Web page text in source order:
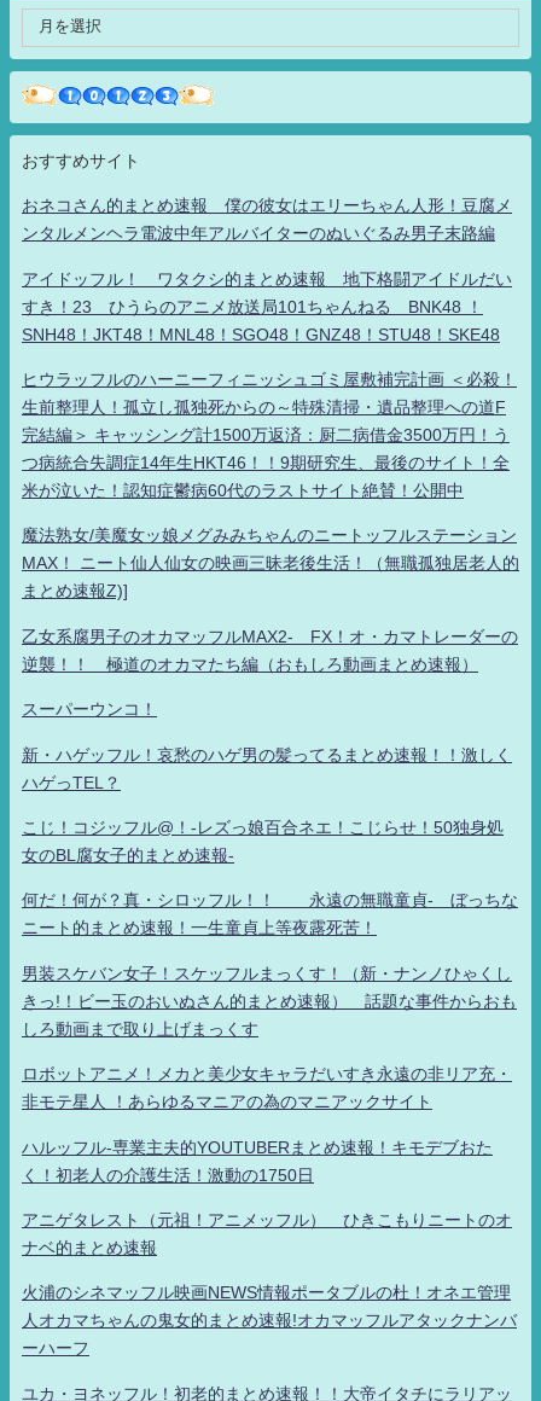
おすすめサイト
おネコさん的まとめ速報 僕の彼女はエリーちゃん人形！豆腐メ
ンタルメンヘラ電波中年アルバイターのぬいぐるみ男子末路編
アイドッフル！ ワタクシ的まとめ速報 地下格闘アイドルだい
すき！23 ひうらのアニメ放送局101ちゃんねる BNK48 ！
SNH48！JKT48！MNL48！SGO48！GNZ48！STU48！SKE48
ヒウラッフルのハーニーフィニッシュゴミ屋敷補完計画 ＜必殺！
生前整理人！孤立し孤独死からの～特殊清掃・遺品整理への道F
完結編＞ キャッシング計1500万返済：厨二病借金3500万円！う
つ病統合失調症14年生HKT46！！9期研究生、最後のサイト！全
米が泣いた！認知症鬱病60代のラストサイト絶賛！公開中
魔法熟女/美魔女ッ娘メグみみちゃんのニートッフルステーション
MAX！ ニート仙人仙女の映画三昧老後生活！（無職孤独居老人的
まとめ速報Z)]
乙女系腐男子のオカマッフルMAX2- FX！オ・カマトレーダーの
逆襲！！ 極道のオカマたち編（おもしろ動画まとめ速報）
スーパーウンコ！
新・ハゲッフル！哀愁のハゲ男の髪ってるまとめ速報！！激しく
ハゲっTEL？
こじ！コジッフル@！-レズっ娘百合ネエ！こじらせ！50独身処
女のBL腐女子的まとめ速報-
何だ！何が？真・シロッフル！！ 永遠の無職童貞- ぼっちな
ニート的まとめ速報！一生童貞上等夜露死苦！
男装スケバン女子！スケッフルまっくす！（新・ナンノひゃくし
きっ!！ビー玉のおいぬさん的まとめ速報） 話題な事件からおも
しろ動画まで取り上げまっくす
ロボットアニメ！メカと美少女キャラだいすき永遠の非リア充・
非モテ星人 ！あらゆるマニアの為のマニアックサイト
ハルッフル-専業主夫的YOUTUBERまとめ速報！キモデブおた
く！初老人の介護生活！激動の1750日
アニゲタレスト（元祖！アニメッフル） ひきこもりニートのオ
ナベ的まとめ速報
火浦のシネマッフル映画NEWS情報ポータブルの杜！オネエ管理
人オカマちゃんの鬼女的まとめ速報!オカマッフルアタックナンバ
ーハーフ
ユカ・ヨネッフル！初老的まとめ速報！！大帝イタチにラリアッ